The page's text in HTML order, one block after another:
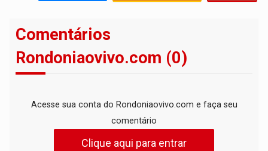
Comentários
Rondoniaovivo.com (0)
Acesse sua conta do Rondoniaovivo.com e faça seu
comentário
Clique aqui para entrar